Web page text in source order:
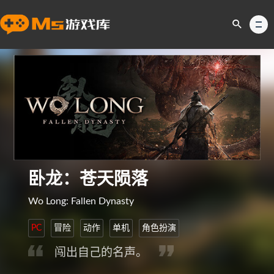
卧龙：苍天陨落
Wo Long: Fallen Dynasty
PC 冒险 动作 单机 角色扮演
闯出自己的名声。